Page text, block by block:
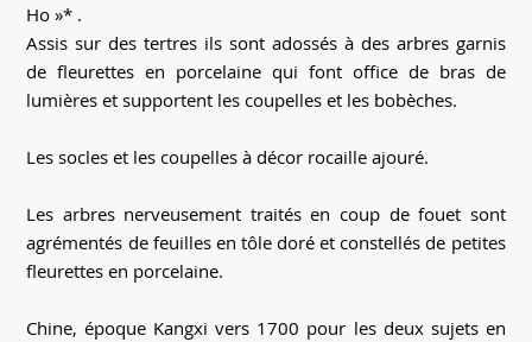
Ho »* .
Assis sur des tertres ils sont adossés à des arbres garnis
de fleurettes en porcelaine qui font office de bras de
lumières et supportent les coupelles et les bobèches.
Les socles et les coupelles à décor rocaille ajouré.
Les arbres nerveusement traités en coup de fouet sont
agrémentés de feuilles en tôle doré et constellés de petites
fleurettes en porcelaine.
Chine, époque Kangxi vers 1700 pour les deux sujets en